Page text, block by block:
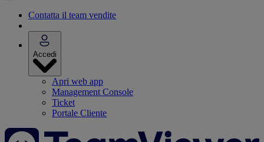
Contatta il team vendite
Accedi
Apri web app
Management Console
Ticket
Portale Cliente